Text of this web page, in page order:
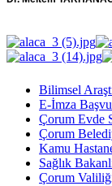
Bilimsel
E-İmza
Çorum Evde
Çorum
Kamu
Sağlık
Çorum